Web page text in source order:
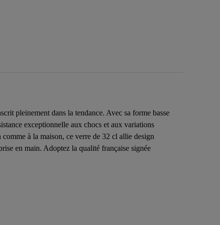
pleinement dans la tendance. Avec sa forme basse
exceptionnelle aux chocs et aux variations
à la maison, ce verre de 32 cl allie design
en main. Adoptez la qualité française signée